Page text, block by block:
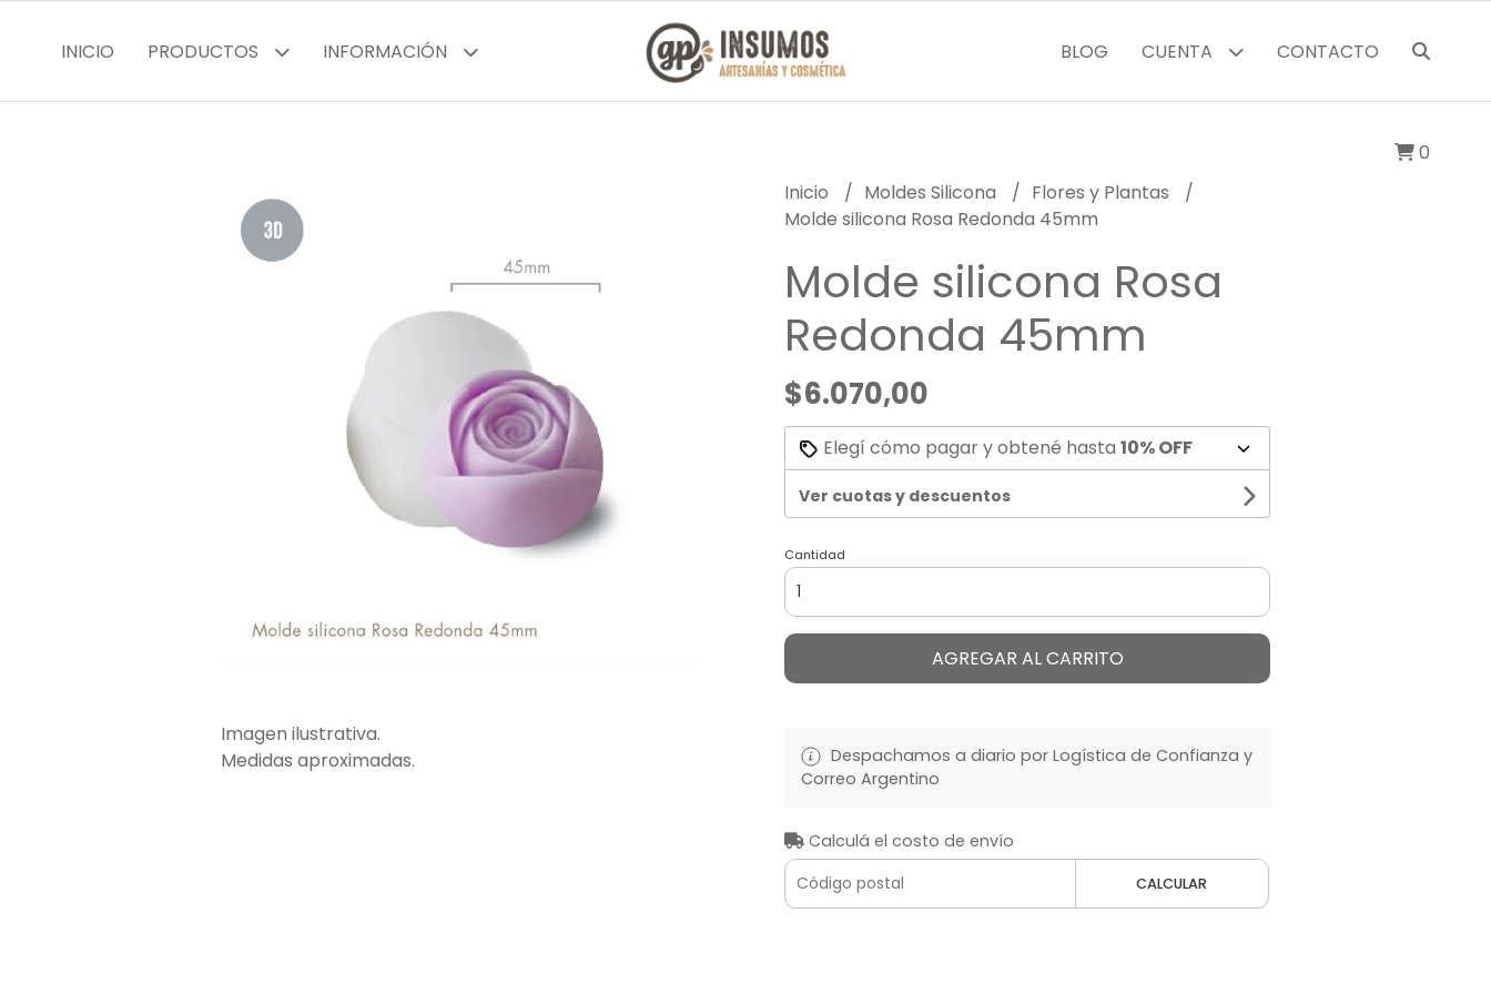
INICIO PRODUCTOS INFORMACIÓN BLOG CUENTA CONTACTO
0
Imagen ilustrativa.
Medidas aproximadas.
Inicio Moldes Silicona
Flores y Plantas
Molde silicona Rosa Redonda 45mm
Molde silicona Rosa
Redonda 45mm
$6.070,00
Elegí cómo pagar y obtené hasta 10% OFF
Ver cuotas y descuentos
Cantidad
AGREGAR AL CARRITO
Despachamos a diario por Logística de Confianza y
Correo Argentino
Calculá el costo de envío
CALCULAR